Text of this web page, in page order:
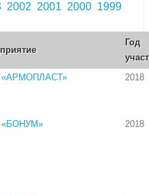
2002 2001 2000 1999
Год
2018
2018